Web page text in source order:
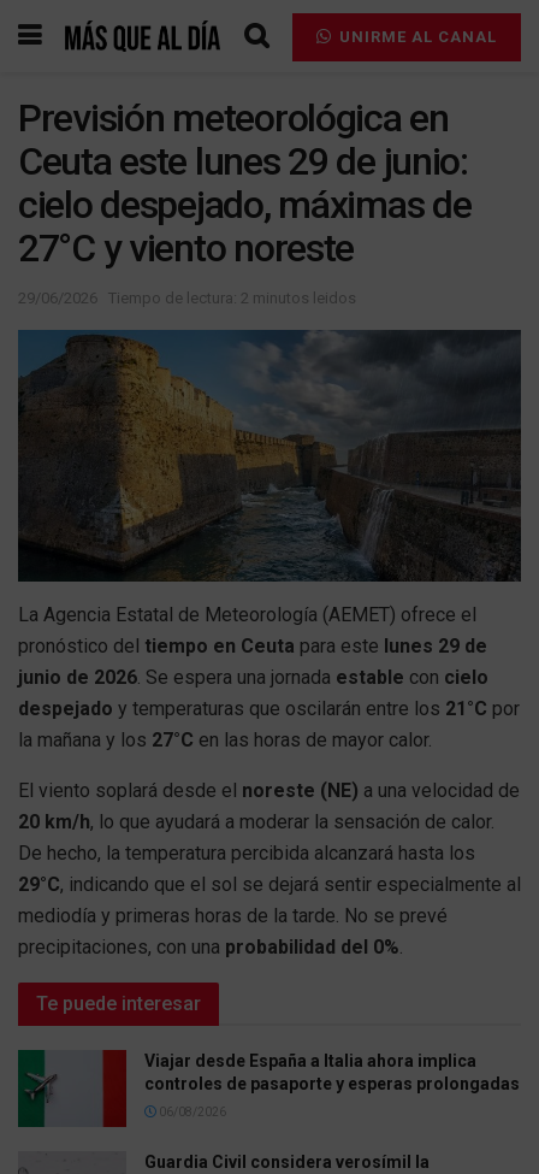
UNIRME AL CANAL
Previsión meteorológica en
Ceuta este lunes 29 de junio:
cielo despejado, máximas de
27°C y viento noreste
29/06/2026 Tiempo de lectura: 2 minutos leidos
La Agencia Estatal de Meteorología (AEMET) ofrece el
pronóstico del tiempo en Ceuta para este lunes 29 de
junio de 2026 . Se espera una jornada estable con cielo
despejado y temperaturas que oscilarán entre los 21°C por
la mañana y los 27°C en las horas de mayor calor.
El viento soplará desde el noreste (NE) a una velocidad de
20 km/h, lo que ayudará a moderar la sensación de calor.
De hecho, la temperatura percibida alcanzará hasta los
29°C, indicando que el sol se dejará sentir especialmente al
mediodía y primeras horas de la tarde. No se prevé
precipitaciones, con una probabilidad del 0%
Te puede interesar
Viajar desde España a Italia ahora implica
controles de pasaporte y esperas prolongadas
06/08/2026
Guardia Civil considera verosímil la